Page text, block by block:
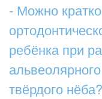
- Можно
ребёнка при
твёрдого нёба?